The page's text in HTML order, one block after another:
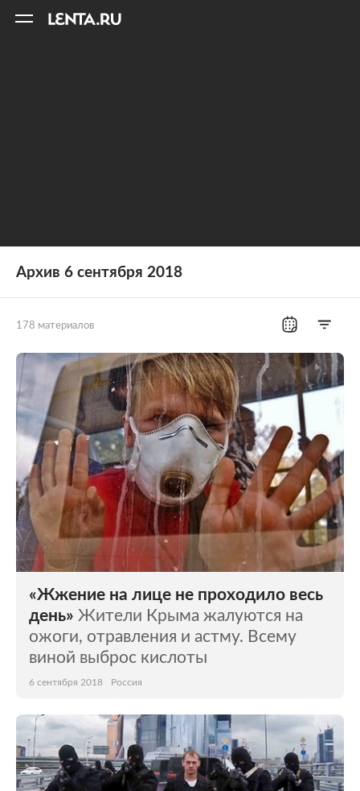
Архив 6 сентября 2018
178 материалов
Все рубрики Россия
Мир Бывший СССР
Экономика Силовые структуры
Наука и техника Спорт
Культура Интернет и СМИ
Ценности Путешествия
Из жизни Среда обитания
Забота о себе
«Жжение на лице не проходило весь
день» Жители Крыма жалуются на
ожоги, отравления и астму. Всему
виной выброс кислоты
6 сентября 2018 Россия